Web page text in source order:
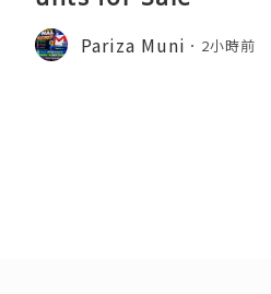
Pariza Muni 2小時前